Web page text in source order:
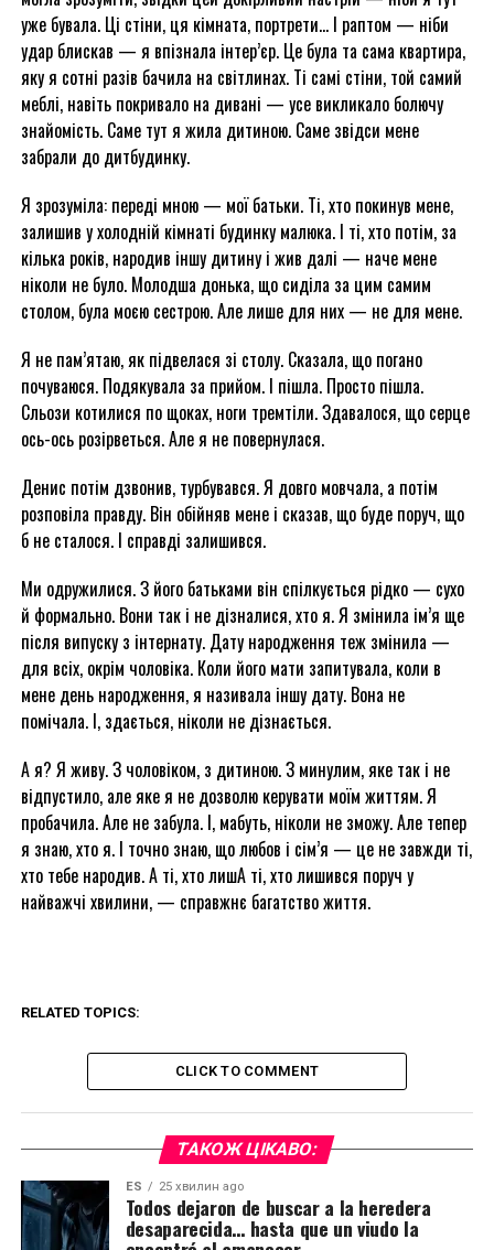
уже бувала. Ці стіни, ця кімната, портрети… І раптом — ніби
удар блискав — я впізнала інтер’єр. Це була та сама квартира,
яку я сотні разів бачила на світлинах. Ті самі стіни, той самий
меблі, навіть покривало на дивані — усе викликало болючу
знайомість. Саме тут я жила дитиною. Саме звідси мене
забрали до дитбудинку.
Я зрозуміла: переді мною — мої батьки. Ті, хто покинув мене,
залишив у холодній кімнаті будинку малюка. І ті, хто потім, за
кілька років, народив іншу дитину і жив далі — наче мене
ніколи не було. Молодша донька, що сиділа за цим самим
столом, була моєю сестрою. Але лише для них — не для мене.
Я не пам’ятаю, як підвелася зі столу. Сказала, що погано
почуваюся. Подякувала за прийом. І пішла. Просто пішла.
Сльози котилися по щоках, ноги тремтіли. Здавалося, що серце
ось-ось розірветься. Але я не повернулася.
Денис потім дзвонив, турбувався. Я довго мовчала, а потім
розповіла правду. Він обійняв мене і сказав, що буде поруч, що
б не сталося. І справді залишився.
Ми одружилися. З його батьками він спілкується рідко — сухо
й формально. Вони так і не дізналися, хто я. Я змінила ім’я ще
після випуску з інтернату. Дату народження теж змінила —
для всіх, окрім чоловіка. Коли його мати запитувала, коли в
мене день народження, я називала іншу дату. Вона не
помічала. І, здається, ніколи не дізнається.
А я? Я живу. З чоловіком, з дитиною. З минулим, яке так і не
відпустило, але яке я не дозволю керувати моїм життям. Я
пробачила. Але не забула. І, мабуть, ніколи не зможу. Але тепер
я знаю, хто я. І точно знаю, що любов і сім’я — це не завжди ті,
хто тебе народив. А ті, хто лишА ті, хто лишився поруч у
найважчі хвилини, — справжнє багатство життя.
RELATED TOPICS:
CLICK TO COMMENT
ТАКОЖ ЦІКАВО:
ES 25 хвилин ago
Todos dejaron de buscar a la heredera
desaparecida… hasta que un viudo la